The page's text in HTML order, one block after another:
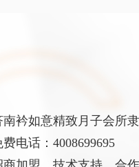
南衿如意精致月子会所
费电话：4008699695